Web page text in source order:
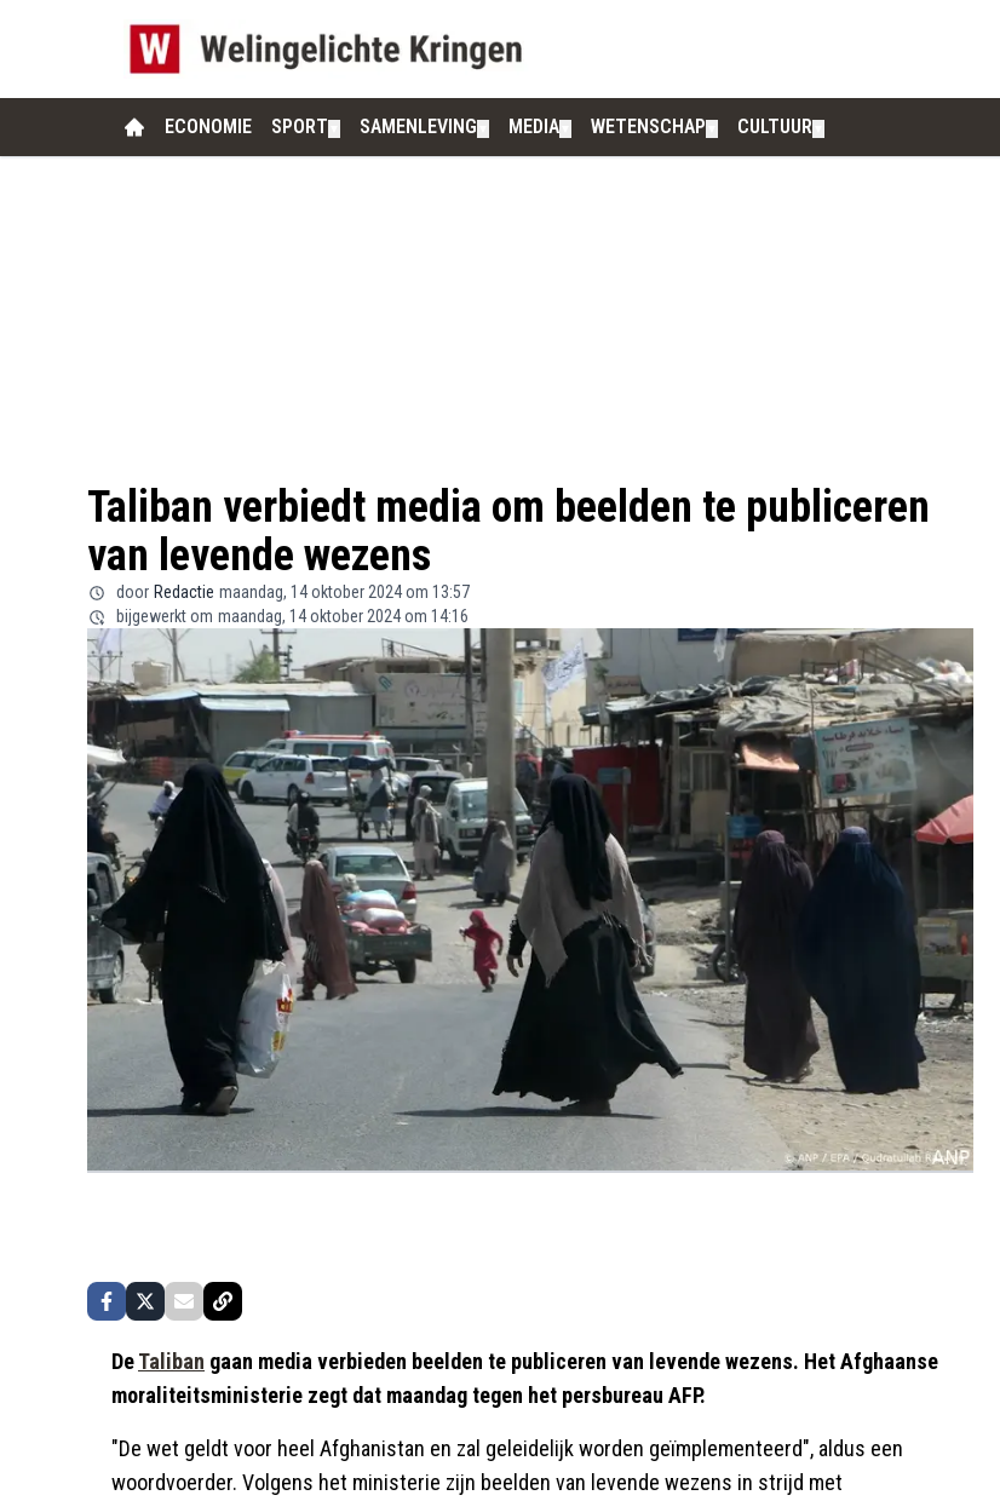
ECONOMIE SPORT SAMENLEVING MEDIA WETENSCHAP CULTUUR
Taliban verbiedt media om beelden te publiceren
van levende wezens
door Redactie maandag, 14 oktober 2024 om 13:57
bijgewerkt om maandag, 14 oktober 2024 om 14:16
DeTaliban gaan media verbieden beelden te publiceren van levende wezens. Het Afghaanse
moraliteitsministerie zegt dat maandag tegen het persbureau AFP.
"De wet geldt voor heel Afghanistan en zal geleidelijk worden geïmplementeerd", aldus een
woordvoerder. Volgens het ministerie zijn beelden van levende wezens in strijd met